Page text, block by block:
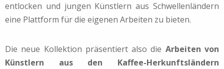
entlocken und jungen Künstlern aus Schwellenländern
eine Plattform für die eigenen Arbeiten zu bieten.
Die neue Kollektion präsentiert also die Arbeiten von
Künstlern aus den Kaffee-Herkunftsländern